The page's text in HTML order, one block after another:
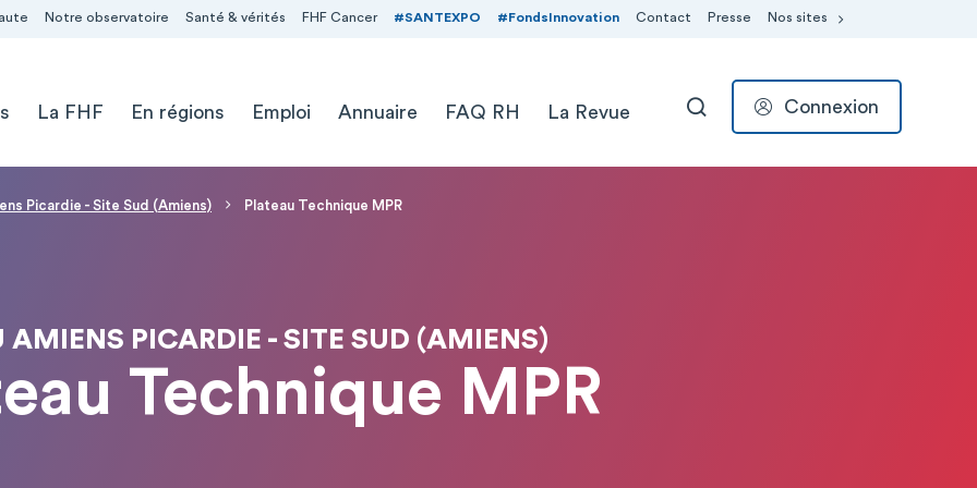
Notre observatoire Santé & vérités FHF Cancer #SANTEXPO #FondsInnovation Contact Presse Nos sites
La FHF En régions Emploi Annuaire FAQ RH La Revue RECHERCHER
Connexion
Picardie - Site Sud (Amiens) Plateau Technique MPR
AMIENS PICARDIE - SITE SUD (AMIENS)
Technique MPR